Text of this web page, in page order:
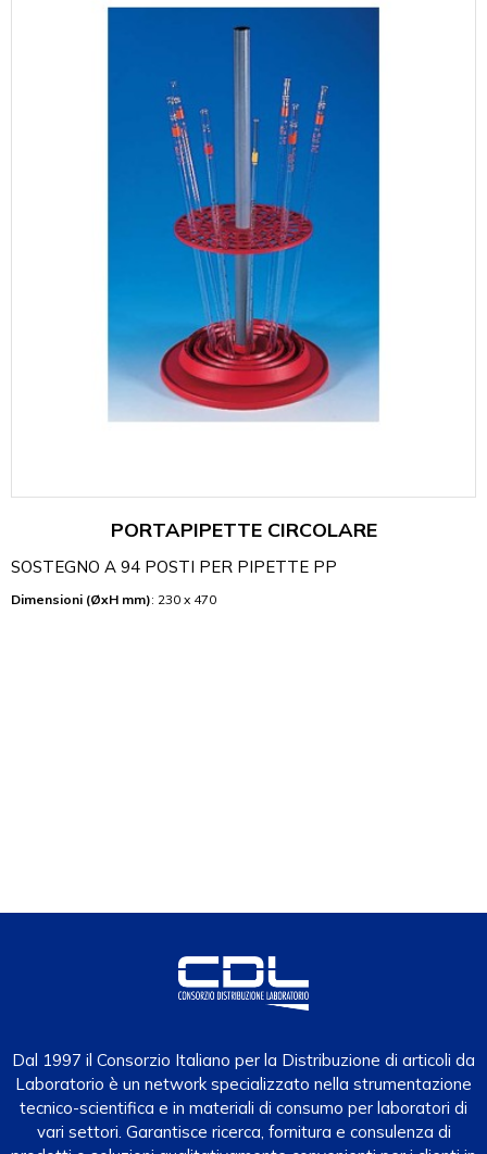
PORTAPIPETTE CIRCOLARE
SOSTEGNO A 94 POSTI PER PIPETTE PP
Dimensioni (ØxH mm): 230 x 470
Dal 1997 il Consorzio Italiano per la Distribuzione di articoli da
Laboratorio è un network specializzato nella strumentazione
tecnico-scientifica e in materiali di consumo per laboratori di
vari settori. Garantisce ricerca, fornitura e consulenza di